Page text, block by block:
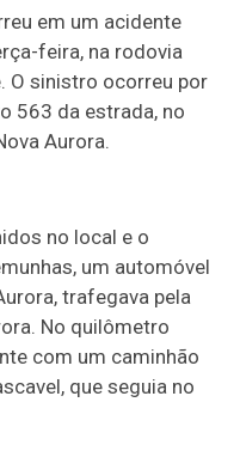
em um acidente
feira, na rodovia
O sinistro ocorreu por
563 da estrada, no
Aurora.
no local e o
um automóvel
trafegava pela
No quilômetro
com um caminhão
que seguia no